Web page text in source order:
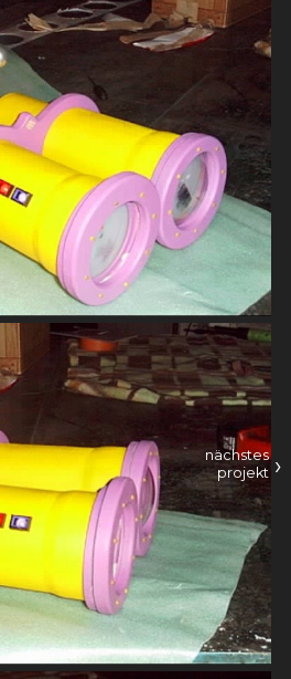
nächstes
projekt ›